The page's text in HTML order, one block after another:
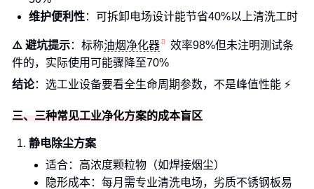
维护便利性：可拆卸电场设计能节省40%以上清洗工时
⚠️ 避坑提示：标称油烟净化器
效率98%但未注明测试条
件的，实际使用可能骤降至70%
结论：选工业设备要看全生命周期参数，不是峰值性能 ⚡
三、三种常见工业净化方案的成本盲区
静电除尘方案
适合：高浓度颗粒物（如焊接烟尘）
隐形成本：每月需专业清洗电场，劣质不锈钢板易